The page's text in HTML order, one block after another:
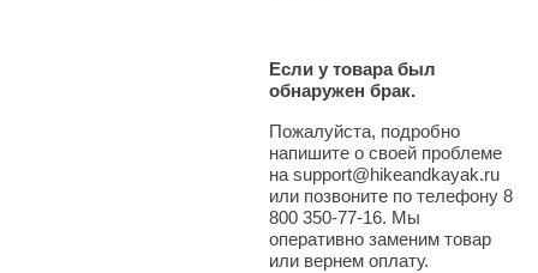
Если у товара был
обнаружен брак.
Пожалуйста, подробно
напишите о своей проблеме
на support@hikeandkayak.ru
или позвоните по телефону 8
800 350-77-16. Мы
оперативно заменим товар
или вернем оплату.